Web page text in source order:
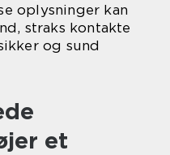
oplysninger kan
straks kontakte
og sund
et